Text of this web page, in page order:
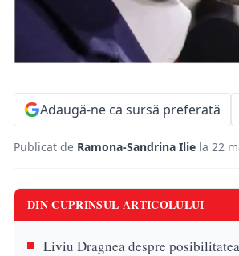
Adaugă-ne ca sursă preferată
Publicat de Ramona-Sandrina Ilie la 22
DIN CUPRINSUL ARTICOLULUI
Liviu Dragnea despre